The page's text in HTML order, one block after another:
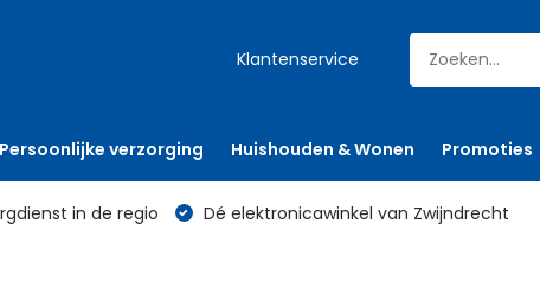
Klantenservice
Persoonlijke verzorging Huishouden & Wonen Promoties
in de regio
Dé elektronicawinkel van Zwijndrecht